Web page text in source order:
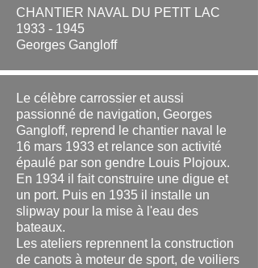
CHANTIER NAVAL DU PETIT LAC
1933 - 1945
Georges Gangloff
Le célèbre carrossier et aussi
passionné de navigation, Georges
Gangloff, reprend le chantier naval le
16 mars 1933 et relance son activité
épaulé par son gendre Louis Plojoux.
En 1934 il fait construire une digue et
un port. Puis en 1935 il installe un
slipway pour la mise à l'eau des
bateaux.
Les ateliers reprennent la construction
de canots à moteur de sport, de voiliers